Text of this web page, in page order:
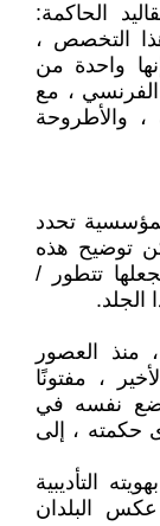
الحاكمة:
هذا التخصص ،
واحدة من
الفرنسي ، مع
والأطروحة
تحدد
توضيح هذه
تتطور /
منذ العصور
، مفتونًا
يضع نفسه في
حكمته ، إلى
التأديبية
البلدان